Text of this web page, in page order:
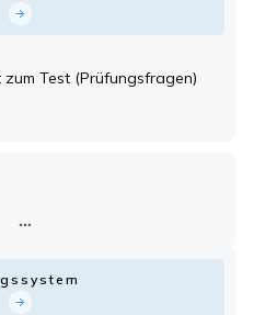
Test (Prüfungsfragen)